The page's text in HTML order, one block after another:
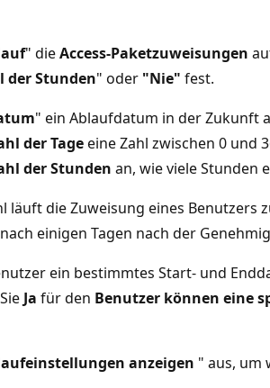
" dieAccess-Paketzuweisungen
der Stunden" oder "Nie" fest.
" ein Ablaufdatum in der Zukunft
der Tageeine Zahl zwischen 0 und
der Stunden an, wie viele Stunden
läuft die Zuweisung eines Benutzers
einigen Tagen nach der
ein bestimmtes Start- und
Ja für den Benutzer können eine
anzeigen " aus, um